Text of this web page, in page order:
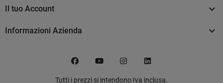
Il tuo Account 
Informazioni Azienda 
Tutti i prezzi si intendono Iva inclusa.